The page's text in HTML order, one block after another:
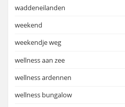
waddeneilanden
weekend
weekendje weg
wellness aan zee
wellness ardennen
wellness bungalow